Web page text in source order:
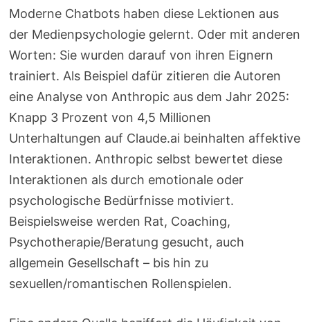
Moderne Chatbots haben diese Lektionen aus
der Medienpsychologie gelernt. Oder mit anderen
Worten: Sie wurden darauf von ihren Eignern
trainiert. Als Beispiel dafür zitieren die Autoren
eine Analyse von Anthropic aus dem Jahr 2025:
Knapp 3 Prozent von 4,5 Millionen
Unterhaltungen auf Claude.ai beinhalten affektive
Interaktionen. Anthropic selbst bewertet diese
Interaktionen als durch emotionale oder
psychologische Bedürfnisse motiviert.
Beispielsweise werden Rat, Coaching,
Psychotherapie/Beratung gesucht, auch
allgemein Gesellschaft – bis hin zu
sexuellen/romantischen Rollenspielen.